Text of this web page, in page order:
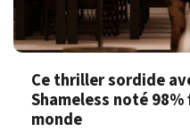
Ce thriller sordide
Shameless noté
monde